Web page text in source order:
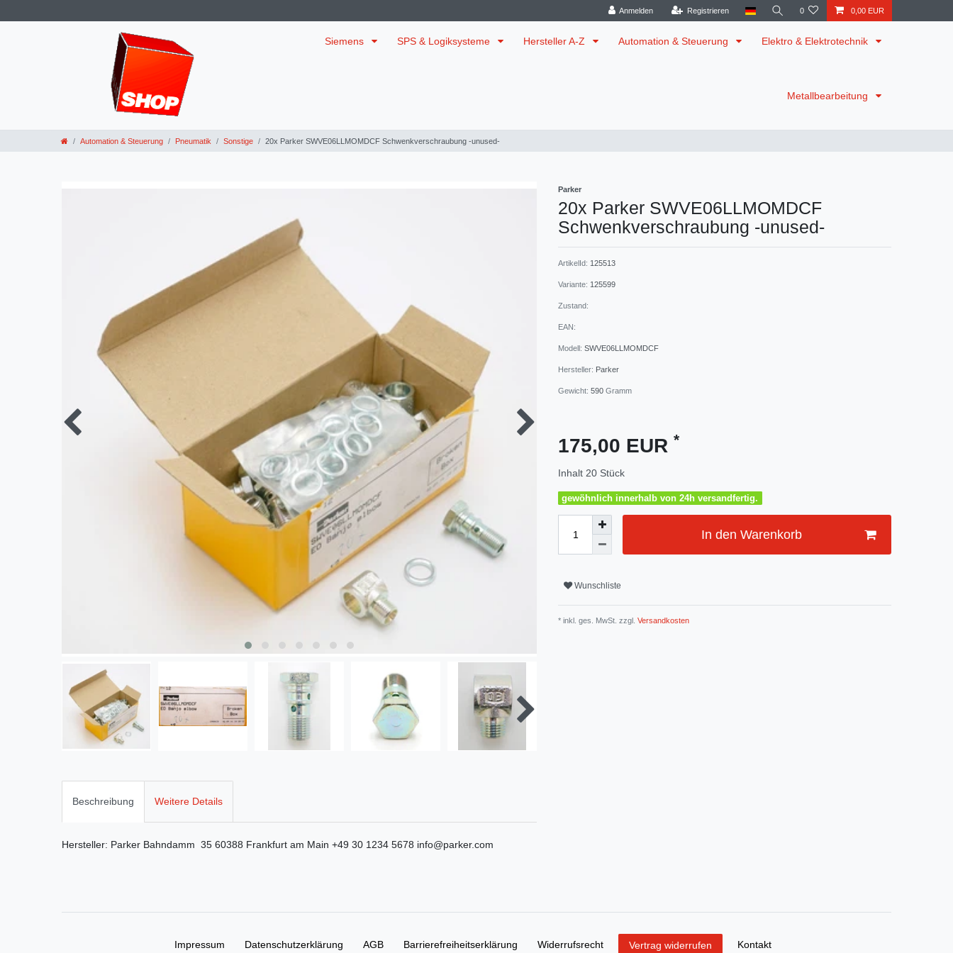
Anmelden Registrieren 0 0,00 EUR
Siemens SPS & Logiksysteme Hersteller A-Z Automation & Steuerung Elektro & Elektrotechnik
Metallbearbeitung
Automation & Steuerung Pneumatik Sonstige 20x Parker SWVE06LLMOMDCF Schwenkverschraubung -unused-
Beschreibung Weitere Details
Hersteller: Parker Bahndamm 35 60388 Frankfurt am Main +49 30 1234 5678 info@parker.com
Parker
20x Parker SWVE06LLMOMDCF
Schwenkverschraubung -unused-
ArtikelId: 125513
Variante: 125599
Zustand:
EAN:
Modell: SWVE06LLMOMDCF
Hersteller: Parker
Gewicht: 590 Gramm
175,00 EUR *
Inhalt 20 Stück
gewöhnlich innerhalb von 24h versandfertig.
In den Warenkorb
Wunschliste
* inkl. ges. MwSt. zzgl. Versandkosten
Impressum Daten­schutz­erklärung AGB Barrierefreiheitserklärung Widerrufs­recht Vertrag widerrufen Kontakt